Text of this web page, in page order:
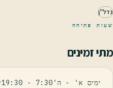
נדל"ן
שעות פתיחה
מתי זמינים
ימים א' - ה'7:30 - 19:30יום ו'9:00 - 13:00